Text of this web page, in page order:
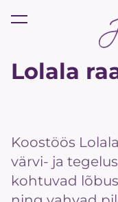
lisati ostukorvi.
Lolala
Koostöös
värvi- ja
kohtuvad